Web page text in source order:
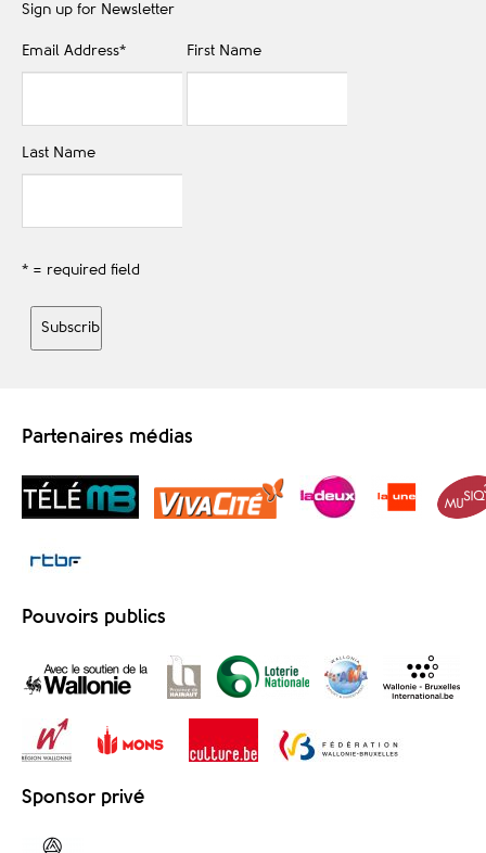
Sign up for Newsletter
Email Address* First Name
Last Name
* = required field
Partenaires médias
Pouvoirs publics
Sponsor privé